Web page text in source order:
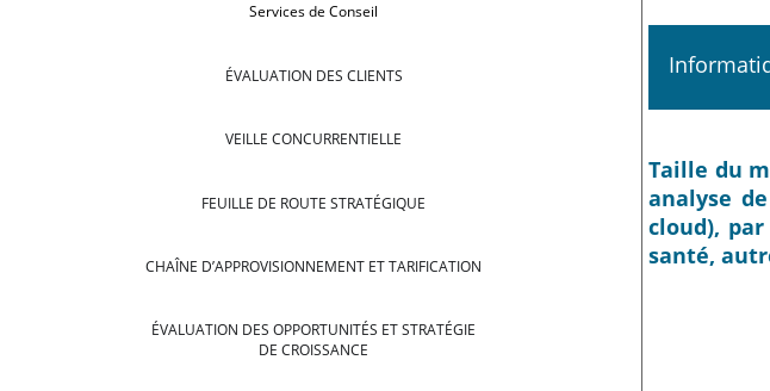
Services de Conseil
ÉVALUATION DES CLIENTS
VEILLE CONCURRENTIELLE
FEUILLE DE ROUTE STRATÉGIQUE
CHAÎNE D’APPROVISIONNEMENT ET TARIFICATION
ÉVALUATION DES OPPORTUNITÉS ET STRATÉGIE
DE CROISSANCE
Taille du
analyse
cloud),
santé,